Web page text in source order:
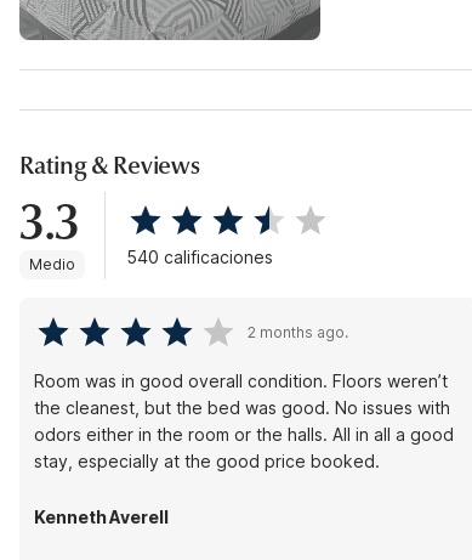
Rating & Reviews
3.3
Medio 540 calificaciones
2 months ago.
Room was in good overall condition. Floors weren’t
the cleanest, but the bed was good. No issues with
odors either in the room or the halls. All in all a good
stay, especially at the good price booked.
Kenneth Averell